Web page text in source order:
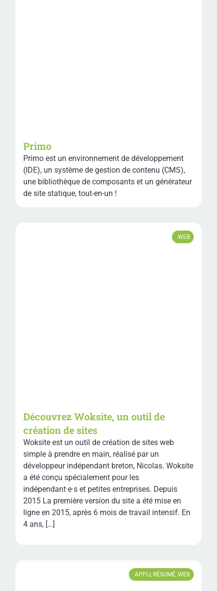
Primo
Primo est un environnement de développement
(IDE), un système de gestion de contenu (CMS),
une bibliothèque de composants et un générateur
de site statique, tout-en-un !
WEB
Découvrez Woksite, un outil de
création de sites
Woksite est un outil de création de sites web
simple à prendre en main, réalisé par un
développeur indépendant breton, Nicolas. Woksite
a été conçu spécialement pour les
indépendant·e·s et petites entreprises. Depuis
2015 La première version du site a été mise en
ligne en 2015, après 6 mois de travail intensif. En
4 ans, […]
APPLI, RÉSUMÉ, WEB